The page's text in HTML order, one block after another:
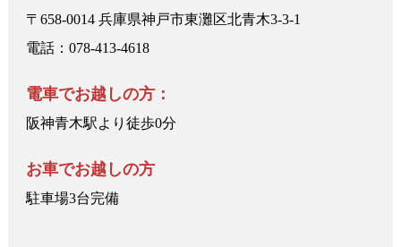
〒658-0014 兵庫県神戸市東灘区北青木3-3-1
電話：078-413-4618
電車でお越しの方：
阪神青木駅より徒歩0分
お車でお越しの方
駐車場3台完備